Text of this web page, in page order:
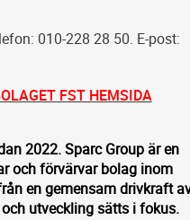
010-228 28 50. E-post:
FST HEMSIDA
2022. Sparc Group är en
och förvärvar bolag inom
en gemensam drivkraft
utveckling sätts i fokus.